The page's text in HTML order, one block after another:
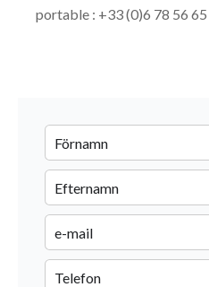
portable : +33 (0)6 78 56 65